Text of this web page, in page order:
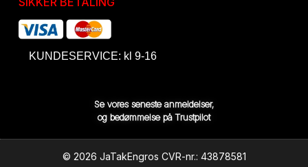
KUNDESERVICE: kl 9-16
Se vores seneste anmeldelser,
og bedømmelse på Trustpilot
© 2026 JaTakEngros CVR-nr.: 43878581